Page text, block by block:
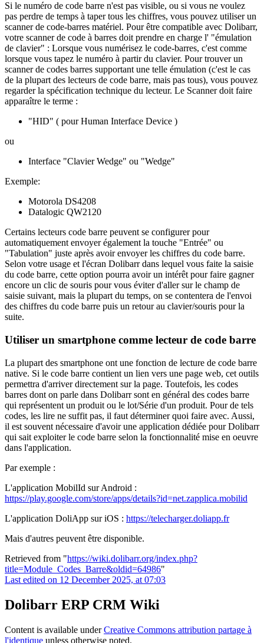
Si le numéro de code barre n'est pas visible, ou si vous ne voulez
pas perdre de temps à taper tous les chiffres, vous pouvez utiliser un
scanner de code-barres matériel. Pour être compatible avec Dolibarr,
votre scanner de code à barres doit prendre en charge l' "émulation
de clavier" : Lorsque vous numérisez le code-barres, c'est comme
lorsque vous tapez le numéro à partir du clavier. Pour trouver un
scanner de codes barres supportant une telle émulation (c'est le cas
de la plupart des lecteurs de code barre, mais pas tous), vous pouvez
regarder la spécification technique du lecteur. Le Scanner doit faire
apparaître le terme :
"HID" ( pour Human Interface Device )
ou
Interface "Clavier Wedge" ou "Wedge"
Exemple:
Motorola DS4208
Datalogic QW2120
Certains lecteurs code barre peuvent se configurer pour
automatiquement envoyer également la touche "Entrée" ou
"Tabulation" juste après avoir envoyer les chiffres du code barre.
Selon votre usage et l'écran Dolibarr dans lequel vous faite la saisie
du code barre, cette option pourra avoir un intérêt pour faire gagner
encore un clic de souris pour vous éviter d'aller sur le champ de
saisie suivant, mais la plupart du temps, on se contentera de l'envoi
des chiffres du code barre puis un retour au clavier/souris pour la
suite.
Utiliser un smartphone comme lecteur de code barre
La plupart des smartphone ont une fonction de lecture de code barre
native. Si le code barre contient un lien vers une page web, cet outils
permettra d'arriver directement sur la page. Toutefois, les codes
barres dont on parle dans Dolibarr sont en général des codes barre
qui représentent un produit ou le lot/Série d'un produit. Pour de tels
codes, les lire ne suffit pas, il faut déterminer quoi faire avec. Aussi,
il est souvent nécessaire d'avoir une application dédiée pour Dolibarr
qui sait exploiter le code barre selon la fonctionnalité mise en oeuvre
dans l'application.
Par exemple :
L'application MobilId sur Android :
https://play.google.com/store/apps/details?id=net.zapplica.mobilid
L'application DoliApp sur iOS : https://telecharger.doliapp.fr
Mais d'autres peuvent être disponible.
Retrieved from "https://wiki.dolibarr.org/index.php?
title=Module_Codes_Barre&oldid=64986"
Last edited on 12 December 2025, at 07:03
Dolibarr ERP CRM Wiki
Content is available underCreative Commons attribution partage à
l'identique unless otherwise noted.